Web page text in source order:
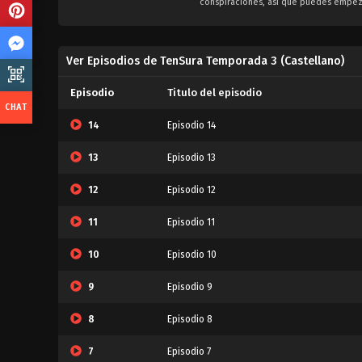
Ver Episodios de TenSura Temporada 3 (Castellano)
Episodio Titulo del episodio
14 Episodio 14
13 Episodio 13
12 Episodio 12
11 Episodio 11
10 Episodio 10
9 Episodio 9
8 Episodio 8
7 Episodio 7